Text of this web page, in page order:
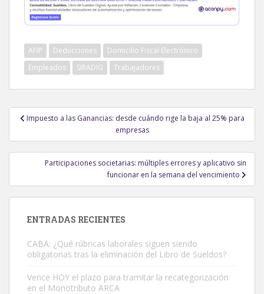
AFIP Deducciones
Domicilio Fiscal Electrónico
Empleados
SIRADIG Trabajadores
Navegación
entradas
Impuesto a las Ganancias: desde cuándo rige la baja al 25% para
empresas
Participaciones societarias: múltiples errores y aplicativo sin
funcionar en la semana del vencimiento
ENTRADAS RECIENTES
CABA: ¿Qué rúbricas laborales siguen siendo
obligatorias tras la eliminación del Libro de Sueldos?
Vence HOY el plazo para tramitar la recategorización
en el Monotributo ARCA